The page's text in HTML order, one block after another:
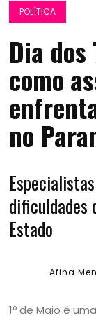
POLÍTICA
Dia
como
no
dificuldades
Estado
Afina
1º de Maio é